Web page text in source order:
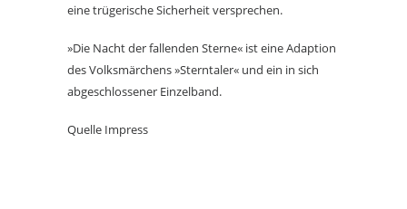
eine trügerische Sicherheit versprechen.
»Die Nacht der fallenden Sterne« ist eine Adaption
des Volksmärchens »Sterntaler« und ein in sich
abgeschlossener Einzelband.
Quelle Impress